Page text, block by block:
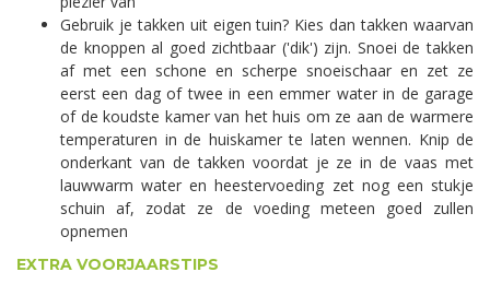
Gebruik je takken uit eigen tuin? Kies dan takken waarvan
de knoppen al goed zichtbaar ('dik') zijn. Snoei de takken
af met een schone en scherpe snoeischaar en zet ze
eerst een dag of twee in een emmer water in de garage
of de koudste kamer van het huis om ze aan de warmere
temperaturen in de huiskamer te laten wennen. Knip de
onderkant van de takken voordat je ze in de vaas met
lauwwarm water en heestervoeding zet nog een stukje
schuin af, zodat ze de voeding meteen goed zullen
opnemen
EXTRA VOORJAARSTIPS